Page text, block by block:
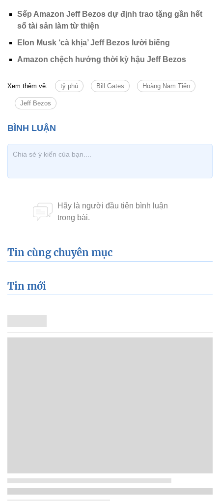
Sếp Amazon Jeff Bezos dự định trao tặng gần hết
số tài sản làm từ thiện
Elon Musk ‘cà khịa’ Jeff Bezos lười biếng
Amazon chệch hướng thời kỳ hậu Jeff Bezos
Xem thêm về: tỷ phú Bill Gates Hoàng Nam Tiến
Jeff Bezos
Tin cùng chuyên mục
Tin mới